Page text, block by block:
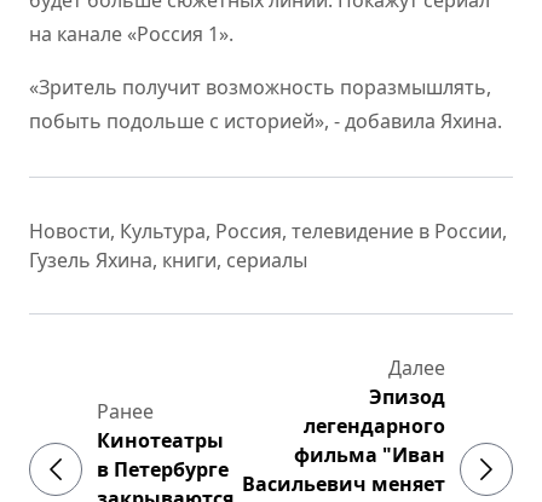
на канале «Россия 1».
«Зритель получит возможность поразмышлять,
побыть подольше с историей», - добавила Яхина.
Новости, Культура, Россия, телевидение в России,
Гузель Яхина, книги, сериалы
Ранее
Кинотеатры
в Петербурге
Далее
Эпизод
легендарного
фильма "Иван
Васильевич меняет